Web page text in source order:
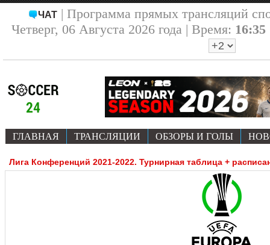
ЧАТ| Программа прямых трансляций
Четверг, 06 Августа 2026 года | Время: 16:35
ГЛАВНАЯ ТРАНСЛЯЦИИ ОБЗОРЫ И ГОЛЫ
Лига Конференций 2021-2022. Турнирная таблица +